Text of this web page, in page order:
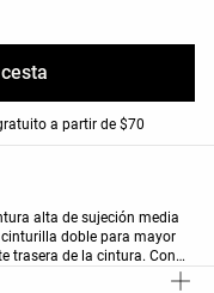
a partir de $70
alta de sujeción media
doble para mayor
trasera de la cintura. Con
resistencia.